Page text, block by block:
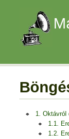
1. Oktávról
1.1.
1.2.